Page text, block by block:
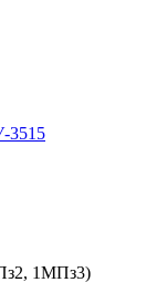
3515
1МПз3)